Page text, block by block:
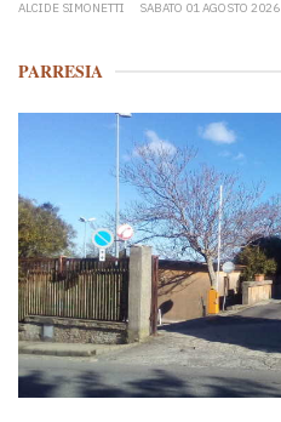
ALCIDE SIMONETTI SABATO 01 AGOSTO 2026
PARRESIA